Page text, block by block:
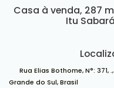
Casa à venda, 287
Itu
Rua Elias Bothome, N°: 371, .,
Grande do Sul, Brasil